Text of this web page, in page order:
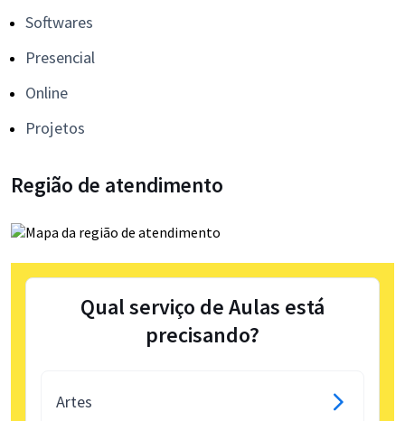
Softwares
Presencial
Online
Projetos
Região de atendimento
Qual serviço de Aulas está
precisando?
Artes